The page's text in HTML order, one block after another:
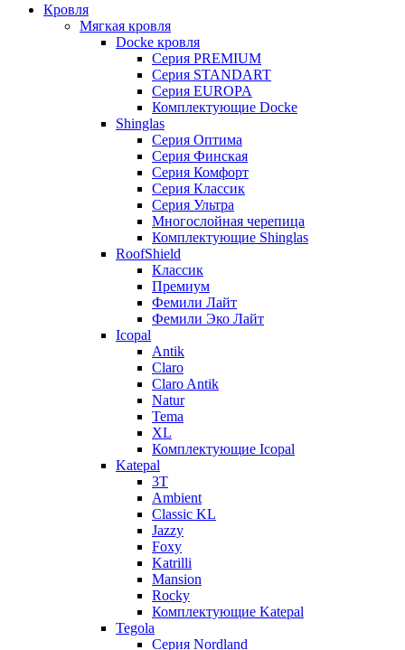
Кровля
Мягкая кровля
Docke кровля
Серия PREMIUM
Серия STANDART
Серия EUROPA
Комплектующие Docke
Shinglas
Серия Оптима
Серия Финская
Серия Комфорт
Серия Классик
Серия Ультра
Многослойная черепица
Комплектующие Shinglas
RoofShield
Классик
Премиум
Фемили Лайт
Фемили Эко Лайт
Icopal
Antik
Claro
Claro Antik
Natur
Tema
XL
Комплектующие Icopal
Katepal
3T
Ambient
Classic KL
Jazzy
Foxy
Katrilli
Mansion
Rocky
Комплектующие Katepal
Tegola
Серия Nordland